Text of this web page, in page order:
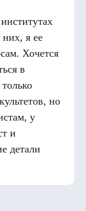
них, я ее
Хочется
в
но
у
и
детали